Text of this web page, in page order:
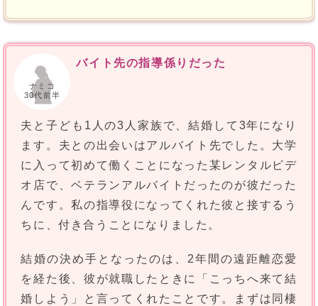
ナミコ
30代前半
バイト先の指導係りだった
夫と子ども1人の3人家族で、結婚して3年になり
ます。夫との出会いはアルバイト先でした。大学
に入って初めて働くことになった某レンタルビデ
オ店で、ベテランアルバイトだったのが彼だった
んです。私の指導役になってくれた彼と接するう
ちに、付き合うことになりました。
結婚の決め手となったのは、2年間の遠距離恋愛
を経た後、彼が就職したときに「こっちへ来て結
婚しよう」と言ってくれたことです。まずは同棲